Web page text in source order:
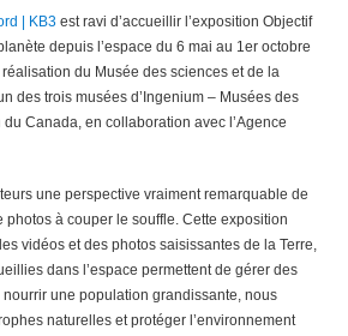
| KB3 est ravi d’accueillir l’exposition Objectif
depuis l’espace du 6 mai au 1er octobre
du Musée des sciences et de la
des trois musées d’Ingenium – Musées des
Canada, en collaboration avec l’Agence
une perspective vraiment remarquable de
à couper le souffle. Cette exposition
vidéos et des photos saisissantes de la Terre,
dans l’espace permettent de gérer des
une population grandissante, nous
naturelles et protéger l’environnement